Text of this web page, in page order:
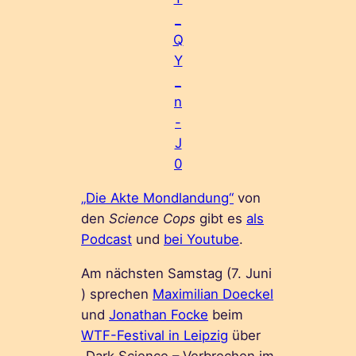
Q
Y
n
-
J
0
„Die Akte Mondlandung“ von
denScience Cops gibt esals
Podcast und bei Youtube.
Am nächsten Samstag (7. Juni
) sprechen Maximilian Doeckel
undJonathan Focke beim
WTF-Festival in Leipzig über